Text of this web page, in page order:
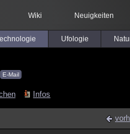
Wiki Neuigkeiten
Ufologie
E-Mail
Infos